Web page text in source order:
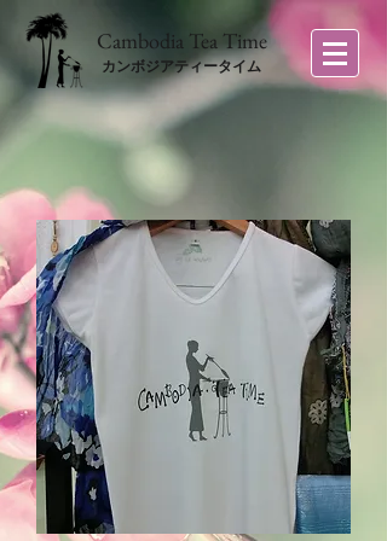
​Cambodia Tea Time
カンボジアティータイム